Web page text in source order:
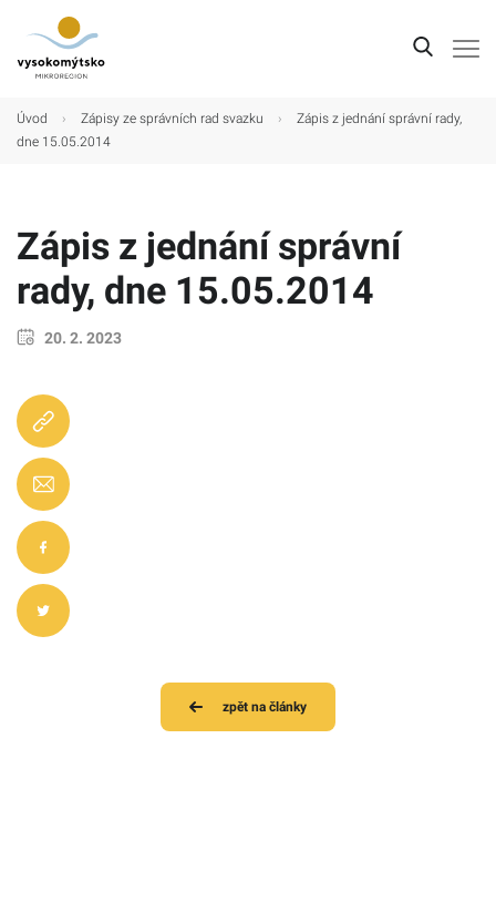
Úvod › Zápisy ze správních rad svazku ›
Zápis z jednání správní rady,
dne 15.05.2014
Zápis z jednání správní
rady, dne 15.05.2014
20. 2. 2023
zpět na články
Úvod
Turistické cíle
Kultura
Kontakt